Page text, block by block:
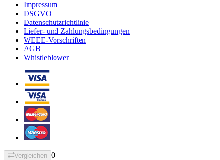
Impressum
DSGVO
Datenschutzrichtlinie
Liefer- und Zahlungsbedingungen
WEEE-Vorschriften
AGB
Whistleblower
Vergleichen 0